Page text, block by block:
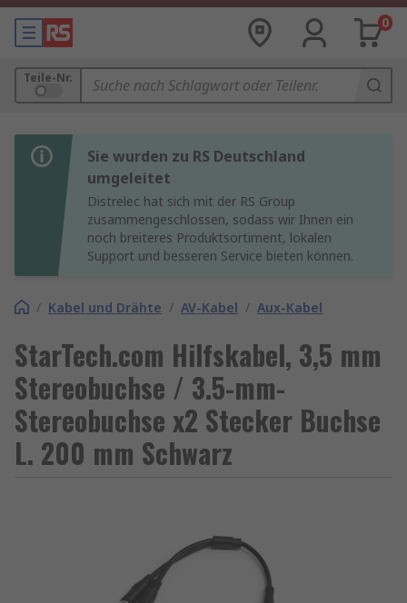
0
Teile-Nr.
Sie wurden zu RS Deutschland
umgeleitet
Distrelec hat sich mit der RS Group
zusammengeschlossen, sodass wir Ihnen ein
noch breiteres Produktsortiment, lokalen
Support und besseren Service bieten können.
/ Kabel und Drähte / AV-Kabel / Aux-Kabel
StarTech.com Hilfskabel, 3,5 mm
Stereobuchse / 3.5-mm-
Stereobuchse x2 Stecker Buchse
L. 200 mm Schwarz